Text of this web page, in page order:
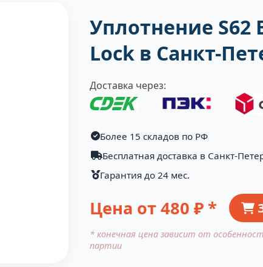
Уплотнение S62
Lock в Санкт-
Доставка через:
Более 15 складов по РФ
Бесплатная доставка в Санкт-
Гарантия до 24 мес.
Цена от480 ₽ *
* конечная цена зависит от
партии